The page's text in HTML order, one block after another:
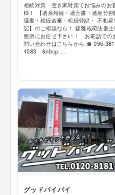
相続対策 空き家対策でお悩みのお
様！ 【遺産相続・遺言書・遺産分割
議書・相続放棄・相続登記・ 不動産
記】のご相談なら！ 森雅哉司法書士
務所にお任せ下さい！ お電話での
問い合わせはこちらから ☎ 096-
4083 &nbsp ...
グッドバイバイ